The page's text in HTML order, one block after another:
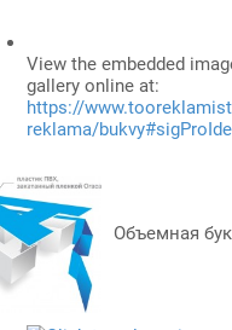
View the embedded
gallery online at:
https://
reklama/
Объемная